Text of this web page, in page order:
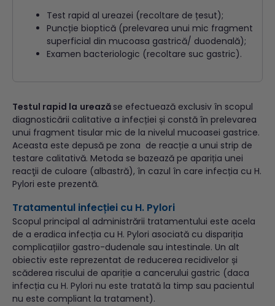
Test rapid al ureazei (recoltare de țesut);
Puncție bioptică (prelevarea unui mic fragment
superficial din mucoasa gastrică/ duodenală);
Examen bacteriologic (recoltare suc gastric).
Testul rapid la urează se efectuează exclusiv în scopul
diagnosticării calitative a infecției și constă în prelevarea
unui fragment tisular mic de la nivelul mucoasei gastrice.
Aceasta este depusă pe zona de reacție a unui strip de
testare calitativă. Metoda se bazează pe apariția unei
reacţii de culoare (albastră), în cazul în care infecția cu H.
Pylori este prezentă.
Tratamentul infecției cu H. Pylori
Scopul principal al administrării tratamentului este acela
de a eradica infecția cu H. Pylori asociată cu dispariția
complicațiilor gastro-dudenale sau intestinale. Un alt
obiectiv este reprezentat de reducerea recidivelor și
scăderea riscului de apariție a cancerului gastric (daca
infecția cu H. Pylori nu este tratată la timp sau pacientul
nu este compliant la tratament).